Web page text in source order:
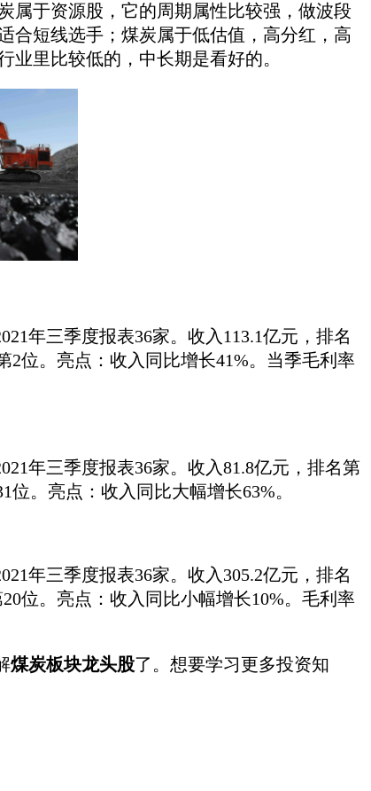
属于资源股，它的周期属性比较强，做波段
合短线选手；煤炭属于低估值，高分红，高
业里比较低的，中长期是看好的。
年三季度报表36家。收入113.1亿元，排名
2位。亮点：收入同比增长41%。当季毛利率
年三季度报表36家。收入81.8亿元，排名第
位。亮点：收入同比大幅增长63%。
年三季度报表36家。收入305.2亿元，排名
位。亮点：收入同比小幅增长10%。毛利率
煤炭板块龙头股了。想要学习更多投资知